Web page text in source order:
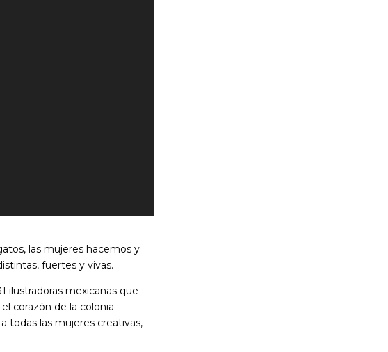
las mujeres hacemos y
fuertes y vivas.
ilustradoras mexicanas que
corazón de la colonia
todas las mujeres creativas,